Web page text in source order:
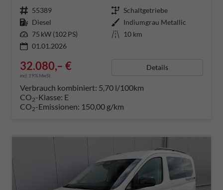
Fahrzeugnummer 55389 Getriebe Schaltgetriebe
Kraftstoff Diesel Außenfarbe Indiumgrau Metallic
Leistung 75 kW (102 PS) Kilometerstand 10 km
01.01.2026
32.080,– €
incl. 19% MwSt.
Details
Verbrauch kombiniert: 5,70 l/100km
CO2-Klasse: E
CO2-Emissionen: 150,00 g/km